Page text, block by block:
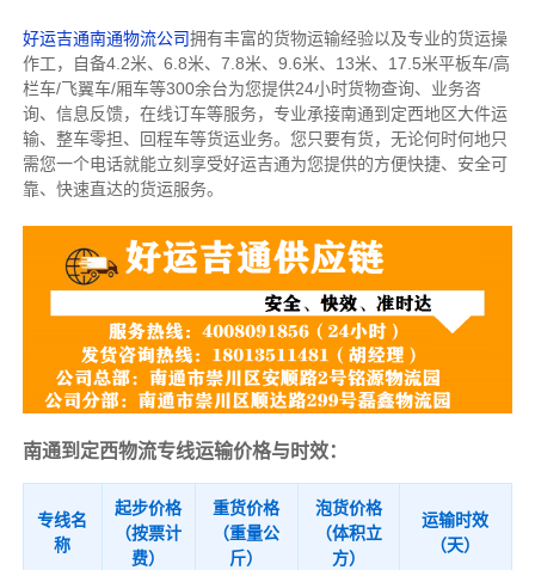
好运吉通南通物流公司拥有丰富的货物运输经验以及专业的货运操
作工，自备4.2米、6.8米、7.8米、9.6米、13米、17.5米平板车/高
栏车/飞翼车/厢车等300余台为您提供24小时货物查询、业务咨
询、信息反馈，在线订车等服务， 专业承接南通到定西地区大件运
输、整车零担、回程车等货运业务。 您只要有货，无论何时何地只
需您一个电话就能立刻享受好运吉通为您提供的方便快捷、安全可
靠、快速直达的货运服务。
南通到定西物流专线运输价格与时效：
专线名
称
起步价格
（按票计
费）
重货价格
（重量公
斤）
泡货价格
（体积立
方）
运输时效
（天）